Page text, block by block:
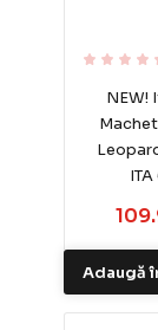
NEW!
Adaugă